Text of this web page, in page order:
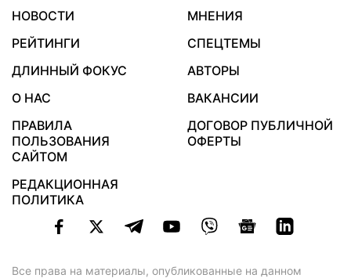
НОВОСТИ
МНЕНИЯ
РЕЙТИНГИ
СПЕЦТЕМЫ
ДЛИННЫЙ ФОКУС
АВТОРЫ
О НАС
ВАКАНСИИ
ПРАВИЛА
ПОЛЬЗОВАНИЯ
САЙТОМ
ДОГОВОР ПУБЛИЧНОЙ
ОФЕРТЫ
РЕДАКЦИОННАЯ
ПОЛИТИКА
Все права на материалы, опубликованные на данном